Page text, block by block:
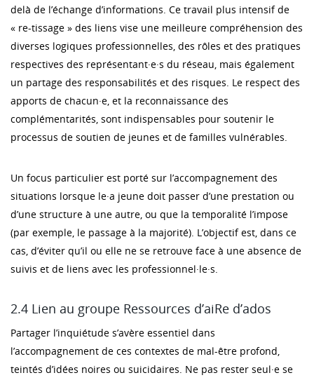
delà de l’échange d’informations. Ce travail plus intensif de
« re-tissage » des liens vise une meilleure compréhension des
diverses logiques professionnelles, des rôles et des pratiques
respectives des représentant·e·s du réseau, mais également
un partage des responsabilités et des risques. Le respect des
apports de chacun·e, et la reconnaissance des
complémentarités, sont indispensables pour soutenir le
processus de soutien de jeunes et de familles vulnérables.
Un focus particulier est porté sur l’accompagnement des
situations lorsque le·a jeune doit passer d’une prestation ou
d’une structure à une autre, ou que la temporalité l’impose
(par exemple, le passage à la majorité). L’objectif est, dans ce
cas, d’éviter qu’il ou elle ne se retrouve face à une absence de
suivis et de liens avec les professionnel·le·s.
2.4 Lien au groupe Ressources d’aiRe d’ados
Partager l’inquiétude s’avère essentiel dans
l’accompagnement de ces contextes de mal-être profond,
teintés d’idées noires ou suicidaires. Ne pas rester seul·e se